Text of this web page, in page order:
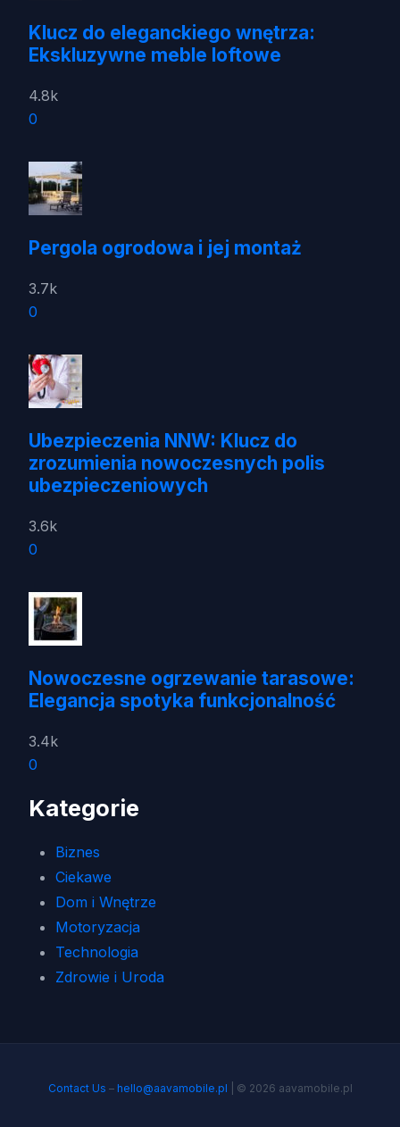
Klucz do eleganckiego wnętrza:
Ekskluzywne meble loftowe
4.8k
0
Pergola ogrodowa i jej montaż
3.7k
0
Ubezpieczenia NNW: Klucz do
zrozumienia nowoczesnych polis
ubezpieczeniowych
3.6k
0
Nowoczesne ogrzewanie tarasowe:
Elegancja spotyka funkcjonalność
3.4k
0
Kategorie
Biznes
Ciekawe
Dom i Wnętrze
Motoryzacja
Technologia
Zdrowie i Uroda
Contact Us – hello@aavamobile.pl | © 2026 aavamobile.pl